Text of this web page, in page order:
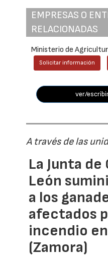
EMPRESAS O
RELACIONADAS
Ministerio de
Solicitar información
ver/
A través de las
La Junta
León
a los
afectados
incendio
(Zamora)